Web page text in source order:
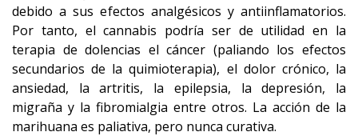
debido a sus efectos analgésicos y antiinflamatorios.
Por tanto, el cannabis podría ser de utilidad en la
terapia de dolencias el cáncer (paliando los efectos
secundarios de la quimioterapia), el dolor crónico, la
ansiedad, la artritis, la epilepsia, la depresión, la
migraña y la fibromialgia entre otros. La acción de la
marihuana es paliativa, pero nunca curativa.